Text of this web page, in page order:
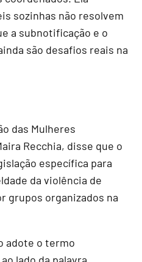
sozinhas não resolvem
a subnotificação e o
são desafios reais na
das Mulheres
Recchia, disse que o
específica para
da violência de
grupos organizados na
adote o termo